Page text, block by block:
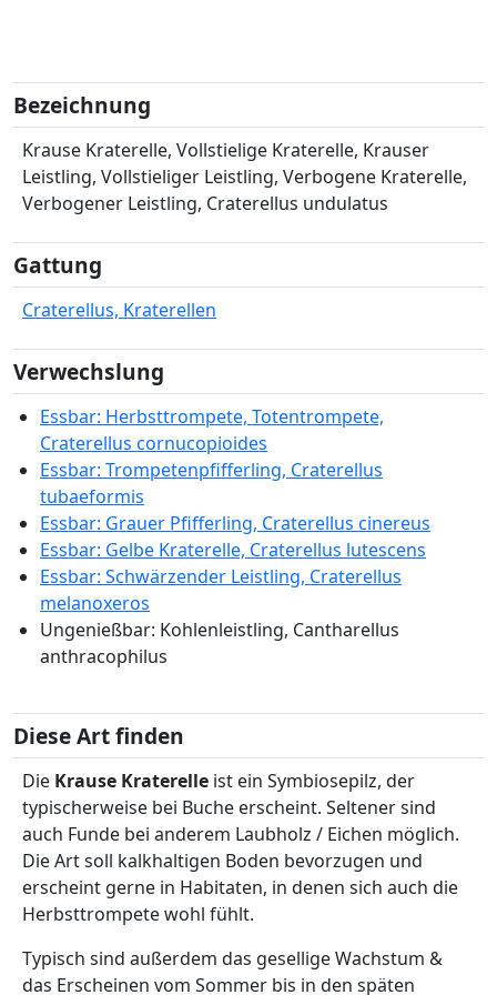
Bezeichnung
Krause Kraterelle, Vollstielige Kraterelle, Krauser
Leistling, Vollstieliger Leistling, Verbogene Kraterelle,
Verbogener Leistling, Craterellus undulatus
Gattung
Craterellus, Kraterellen
Verwechslung
Essbar: Herbsttrompete, Totentrompete,
Craterellus cornucopioides
Essbar: Trompetenpfifferling, Craterellus
tubaeformis
Essbar: Grauer Pfifferling, Craterellus cinereus
Essbar: Gelbe Kraterelle, Craterellus lutescens
Essbar: Schwärzender Leistling, Craterellus
melanoxeros
Ungenießbar: Kohlenleistling, Cantharellus
anthracophilus
Diese Art finden
Die Krause Kraterelle ist ein Symbiosepilz, der
typischerweise bei Buche erscheint. Seltener sind
auch Funde bei anderem Laubholz / Eichen möglich.
Die Art soll kalkhaltigen Boden bevorzugen und
erscheint gerne in Habitaten, in denen sich auch die
Herbsttrompete wohl fühlt.
Typisch sind außerdem das gesellige Wachstum &
das Erscheinen vom Sommer bis in den späten